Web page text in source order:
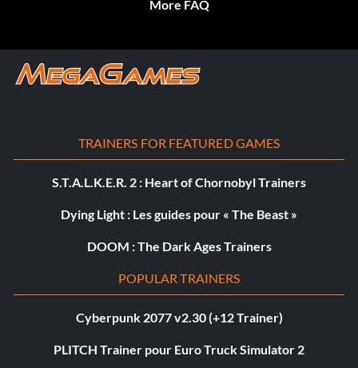
More FAQ
TRAINERS FOR FEATURED GAMES
S.T.A.L.K.E.R. 2 : Heart of Chornobyl Trainers
Dying Light : Les guides pour « The Beast »
DOOM : The Dark Ages Trainers
POPULAR TRAINERS
Cyberpunk 2077 v2.30 (+12 Trainer)
PLITCH Trainer pour Euro Truck Simulator 2